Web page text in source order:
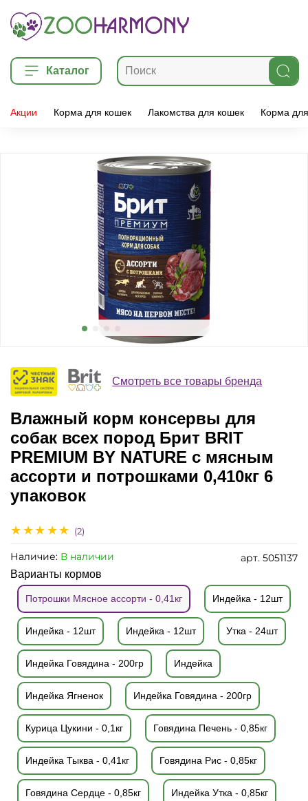
Каталог
Акции Корма для кошек Лакомства для кошек Корма
(2)
арт. 5051137
Наличие: В наличии
Смотреть все товары бренда
Влажный корм консервы для
собак всех пород Брит BRIT
PREMIUM BY NATURE с мясным
ассорти и потрошками 0,410кг 6
упаковок
Варианты кормов
Потрошки Мясное ассорти - 0,41кг Индейка - 12шт
Индейка - 12шт Индейка - 12шт Утка - 24шт
Индейка Говядина - 200гр Индейка
Индейка Ягненок Индейка Говядина - 200гр
Курица Цукини - 0,1кг Говядина Печень - 0,85кг
Индейка Тыква - 0,41кг Говядина Рис - 0,85кг
Говядина Сердце - 0,85кг Индейка Утка - 0,85кг